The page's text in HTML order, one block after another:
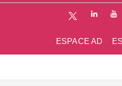
ESPACE AD